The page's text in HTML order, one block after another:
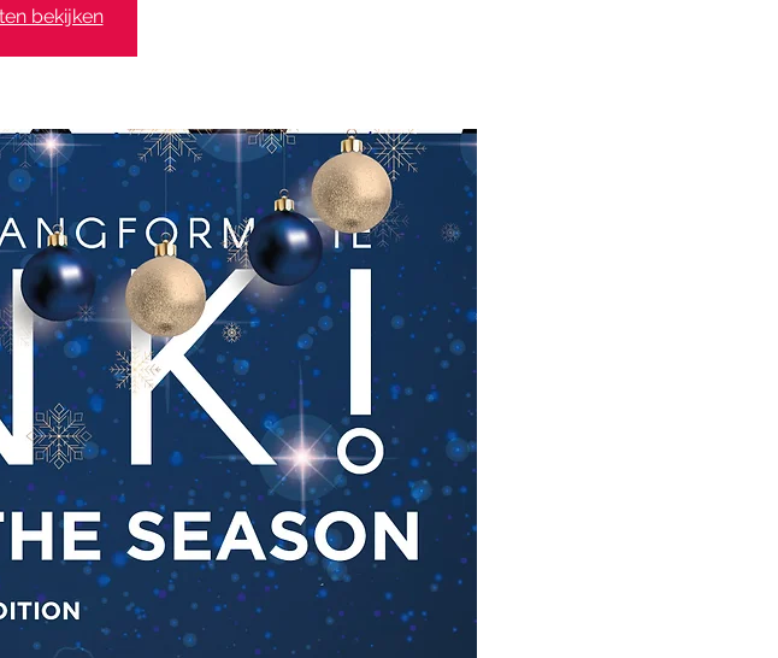
bekijken